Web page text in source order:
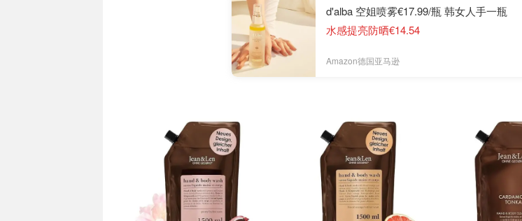
d'alba 空姐喷雾€17.99/瓶 韩女人手一瓶
水感提亮防晒€14.54
Amazon德国亚马逊